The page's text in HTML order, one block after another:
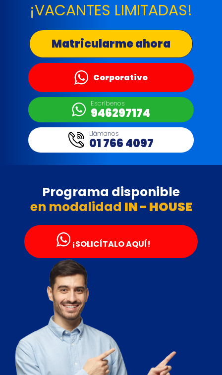
¡VACANTES LIMITADAS!
Matricularme ahora
Corporativo
Escríbenos
946297174
Llámanos
01 766 4097
Programa disponible
en modalidad IN - HOUSE
¡SOLICÍTALO AQUÍ!